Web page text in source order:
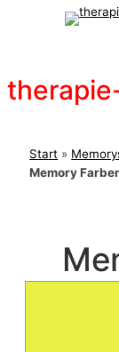
Start »
Memory